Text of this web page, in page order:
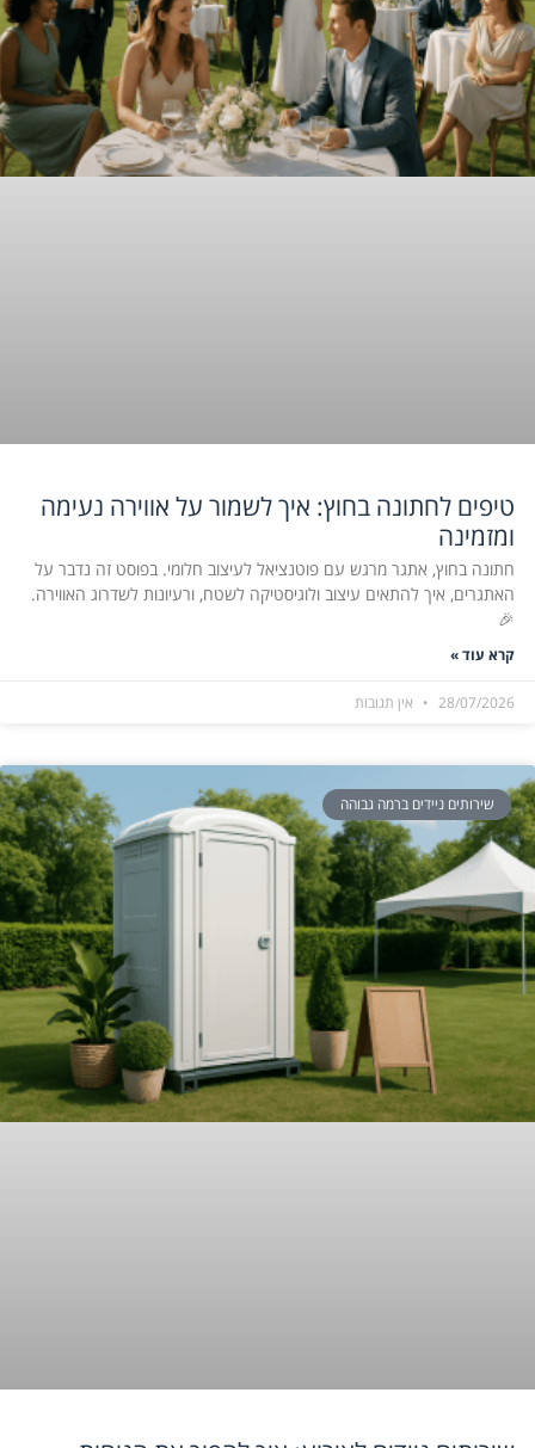
טיפים לחתונה בחוץ: איך לשמור על אווירה נעימה
ומזמינה
חתונה בחוץ, אתגר מרגש עם פוטנציאל לעיצוב חלומי. בפוסט זה נדבר על
האתגרים, איך להתאים עיצוב ולוגיסטיקה לשטח, ורעיונות לשדרוג האווירה.
🎉
קרא עוד »
28/07/2026 אין תגובות
שירותים ניידים ברמה גבוהה